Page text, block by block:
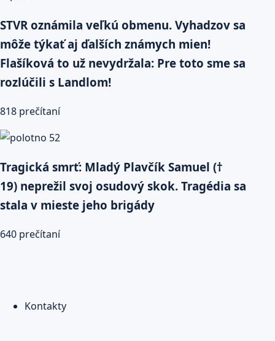
STVR oznámila veľkú obmenu. Vyhadzov sa
môže týkať aj ďalších známych mien!
Flašíková to už nevydržala: Pre toto sme sa
rozlúčili s Landlom!
818 prečítaní
Tragická smrť: Mladý Plavčík Samuel (†
19) neprežil svoj osudový skok. Tragédia sa
stala v mieste jeho brigády
640 prečítaní
Kontakty